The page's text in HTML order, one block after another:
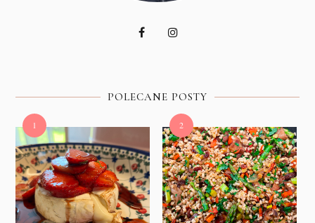
POLECANE POSTY